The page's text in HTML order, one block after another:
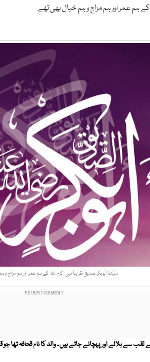
ہم عمر اور ہم مزاج و ہم خیال بھی تھے
سیّدنا ابُوبکر صدیقؓ تقریباً نبی اکرم ﷺ کے ہم عمر اور ہم مزاج و
سے بلائے اور پہچانے جاتے ہیں۔ والد کا نام قحافہ